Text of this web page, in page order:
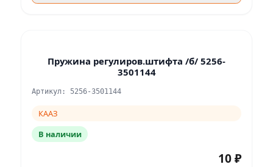
Пружина регулиров.штифта /б/ 5256-
3501144
Артикул: 5256-3501144
КААЗ
В наличии
10 ₽